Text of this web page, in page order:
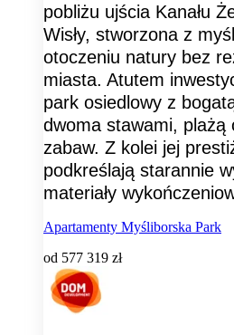
pobliżu ujścia Kanału
Wisły, stworzona z
otoczeniu natury bez
miasta. Atutem
park osiedlowy z
dwoma stawami, plażą
zabaw. Z kolei jej
podkreślają starannie
materiały
Apartamenty Myśliborska Park
od 577 319 zł